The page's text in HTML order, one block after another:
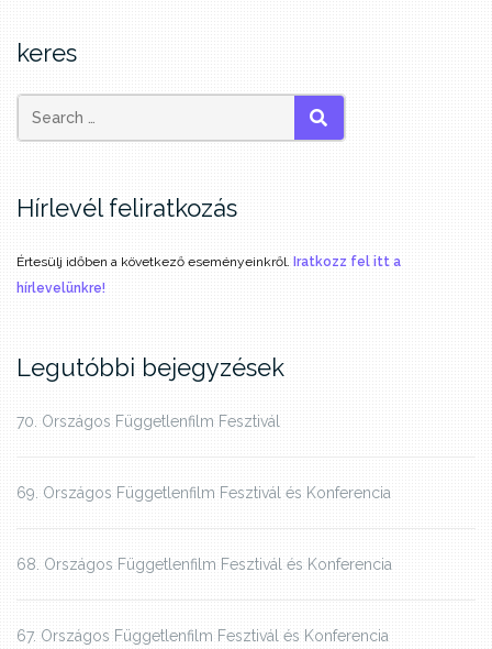
keres
SEARCH
Hírlevél feliratkozás
Értesülj időben a következő eseményeinkről. Iratkozz fel itt a
hírlevelünkre!
Legutóbbi bejegyzések
70. Országos Függetlenfilm Fesztivál
69. Országos Függetlenfilm Fesztivál és Konferencia
68. Országos Függetlenfilm Fesztivál és Konferencia
67. Országos Függetlenfilm Fesztivál és Konferencia